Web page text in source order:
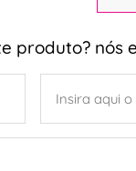
produto? nós